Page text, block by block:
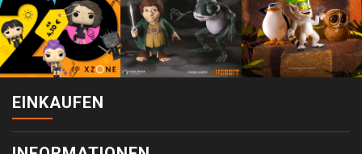
EINKAUFEN